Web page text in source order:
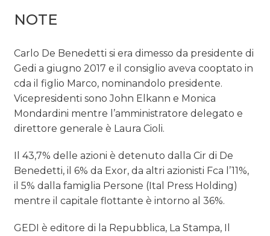
NOTE
Carlo De Benedetti si era dimesso da presidente di
Gedi a giugno 2017 e il consiglio aveva cooptato in
cda il figlio Marco, nominandolo presidente.
Vicepresidenti sono John Elkann e Monica
Mondardini mentre l’amministratore delegato e
direttore generale è Laura Cioli.
Il 43,7% delle azioni è detenuto dalla Cir di De
Benedetti, il 6% da Exor, da altri azionisti Fca l’11%,
il 5% dalla famiglia Persone (Ital Press Holding)
mentre il capitale flottante è intorno al 36%.
GEDI è editore di la Repubblica, La Stampa, Il